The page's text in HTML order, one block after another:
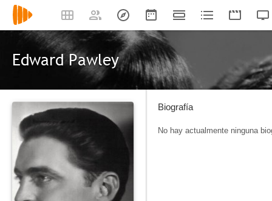
Edward Pawley
Biografía
No hay actualmente ninguna